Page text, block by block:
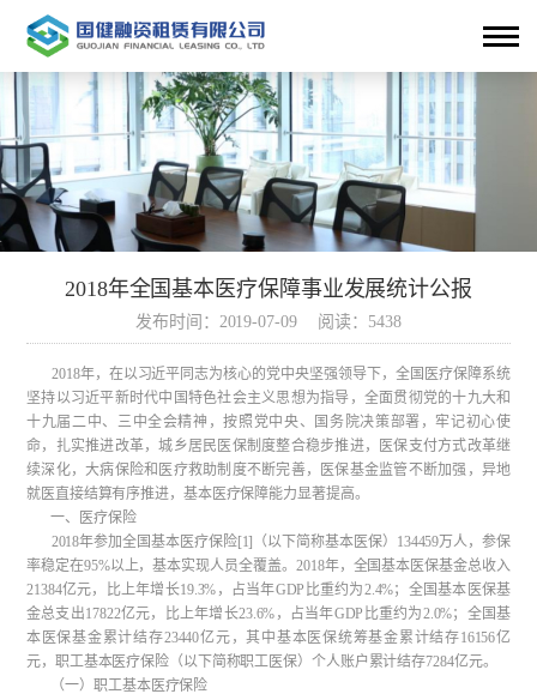
2018年全国基本医疗保障事业发展统计公报
发布时间：2019-07-09 阅读：5438
2018年，在以习近平同志为核心的党中央坚强领导下，全国医疗保障系统
坚持以习近平新时代中国特色社会主义思想为指导，全面贯彻党的十九大和
十九届二中、三中全会精神，按照党中央、国务院决策部署，牢记初心使
命，扎实推进改革，城乡居民医保制度整合稳步推进，医保支付方式改革继
续深化，大病保险和医疗救助制度不断完善，医保基金监管不断加强，异地
就医直接结算有序推进，基本医疗保障能力显著提高。
一、医疗保险
2018年参加全国基本医疗保险[1]（以下简称基本医保）134459万人，参保
率稳定在95%以上，基本实现人员全覆盖。2018年，全国基本医保基金总收入
21384亿元，比上年增长19.3%，占当年GDP比重约为2.4%；全国基本医保基
金总支出17822亿元，比上年增长23.6%，占当年GDP比重约为2.0%；全国基
本医保基金累计结存23440亿元，其中基本医保统筹基金累计结存16156亿
元，职工基本医疗保险（以下简称职工医保）个人账户累计结存7284亿元。
（一）职工基本医疗保险